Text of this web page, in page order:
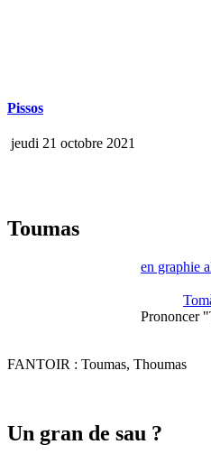
Pissos
jeudi 21 octobre 2021
Toumas
en graphie
Prononcer
FANTOIR : Toumas, Thoumas
Un gran de sau ?